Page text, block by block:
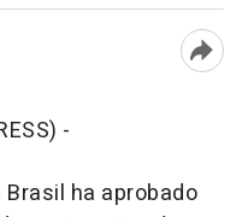
-
ha aprobado